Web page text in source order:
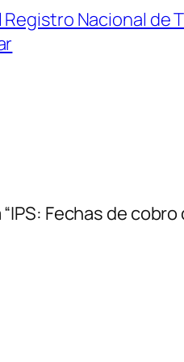
Nacional de
Fechas de